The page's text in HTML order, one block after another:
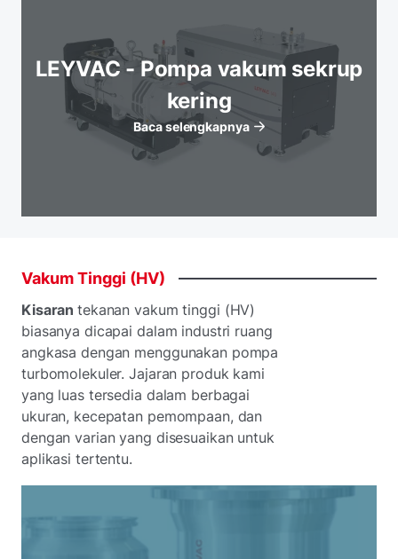
LEYVAC - Pompa vakum sekrup
kering
Baca selengkapnya
VakumTinggi (HV)
Kisarantekanan vakum tinggi (HV)
biasanya dicapai dalam industri ruang
angkasa dengan menggunakan pompa
turbomolekuler. Jajaran produk kami
yang luas tersedia dalam berbagai
ukuran, kecepatan pemompaan, dan
dengan varian yang disesuaikan untuk
aplikasi tertentu.